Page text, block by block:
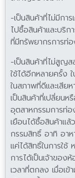
-เป็นสินค้าที่ไม่มีกา
ไปซื้อสินค้าและบริ
ที่มีทรัพยากรการท่
-เป็นสินค้าที่ไม่สูญส
ใช้ได้อีกหลายครั้ง
ในสภาพที่ดีและเสีย
เป็นสินค้าที่เปลี่ยนห
อุตสาหกรรมการท่
เยือนได้ซื้อสินค้าแล้
กรรมสิทธิ์ อาทิ อา
แค่ได้สิทธิ์ในการใช้
การได้เป็นเจ้าของ
เวลาที่ตกลง เมื่อเข้